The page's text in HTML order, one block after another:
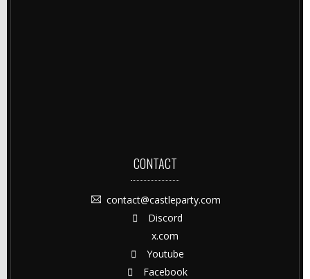
CONTACT
contact@castleparty.com
Discord
x.com
Youtube
Facebook